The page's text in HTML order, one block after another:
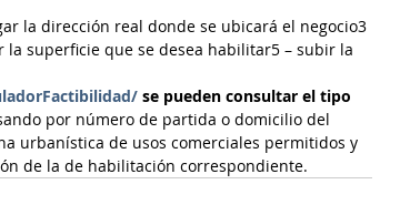
la dirección real donde se ubicará el negocio3
superficie que se desea habilitar5 – subir la
se pueden consultar el tipo
por número de partida o domicilio del
urbanística de usos comerciales permitidos y
de la de habilitación correspondiente.